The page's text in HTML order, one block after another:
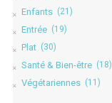
Enfants (21)
Entrée (19)
Plat (30)
Santé & Bien-être (18)
Végétariennes (11)